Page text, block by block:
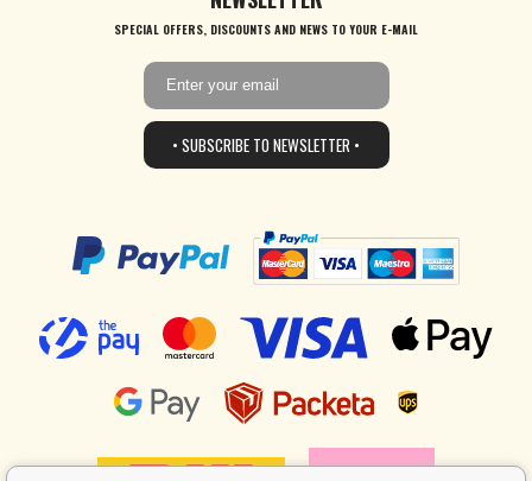
SPECIAL OFFERS, DISCOUNTS AND NEWS TO YOUR E-MAIL
• SUBSCRIBE TO NEWSLETTER •